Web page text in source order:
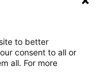
to better
consent to all or
all. For more